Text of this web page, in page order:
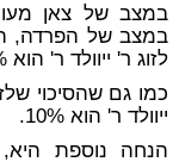
במצב של צאן
במצב של הפרדה,
לזוג ר' ייוולד ר' הוא 90% והסיכוי כי לזוג ר' ייוולד מ' הוא 10%.
ייוולד ר' הוא 10%.
הנחה נוספת